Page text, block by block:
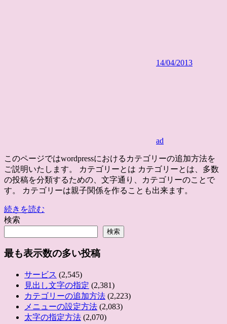
14/04/2013
ad
このページではwordpressにおけるカテゴリーの追加方法を
ご説明いたします。 カテゴリーとは カテゴリーとは、多数
の投稿を分類するための、文字通り、カテゴリーのことで
す。 カテゴリーは親子関係を作ることも出来ます。
続きを読む
検索
検索
最も表示数の多い投稿
サービス (2,545)
見出し文字の指定 (2,381)
カテゴリーの追加方法 (2,223)
メニューの設定方法 (2,083)
太字の指定方法 (2,070)